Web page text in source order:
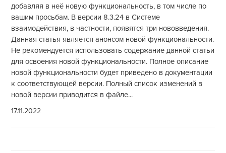
добавляя в неё новую функциональность, в том числе по
вашим просьбам. В версии 8.3.24 в Системе
взаимодействия, в частности, появятся три нововведения.
Данная статья является анонсом новой функциональности.
Не рекомендуется использовать содержание данной статьи
для освоения новой функциональности. Полное описание
новой функциональности будет приведено в документации
к соответствующей версии. Полный список изменений в
новой версии приводится в файле...
17.11.2022